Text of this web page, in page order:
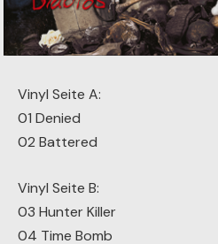
Vinyl Seite A:
01 Denied
02 Battered
Vinyl Seite B:
03 Hunter Killer
04 Time Bomb